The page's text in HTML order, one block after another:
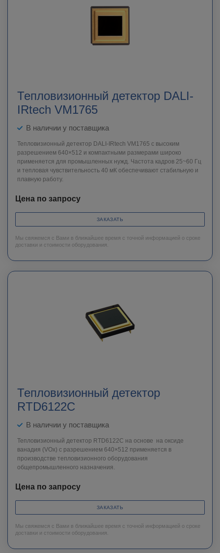
Тепловизионный детектор DALI-
IRtech VM1765
В наличии у поставщика
Тепловизионный детектор DALI-IRtech VM1765 с высоким
разрешением 640×512 и компактными размерами широко
применяется для промышленных нужд. Частота кадров 25~60 Гц
и тепловая чувствительность 40 мК обеспечивают стабильную и
плавную работу.
Цена по запросу
ЗАКАЗАТЬ
Мы свяжемся с Вами в ближайшее время с точной информацией о сроке
доставки и стоимости оборудования.
Тепловизионный детектор
RTD6122C
В наличии у поставщика
Тепловизионный детектор RTD6122C на основе на оксиде
ванадия (VОx) с разрешением 640×512 применяется в
производстве тепловизионного оборудования
общепромышленного назначения.
Цена по запросу
ЗАКАЗАТЬ
Мы свяжемся с Вами в ближайшее время с точной информацией о сроке
доставки и стоимости оборудования.